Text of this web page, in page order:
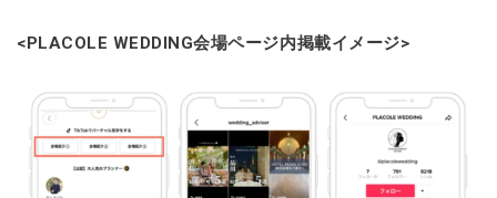
<PLACOLE WEDDING会場ページ内掲載イメージ>